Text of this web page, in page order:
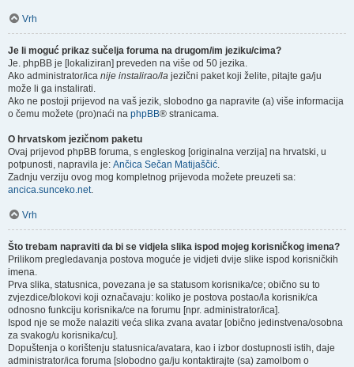
Vrh
Je li moguć prikaz sučelja foruma na drugom/im jeziku/cima?
Je. phpBB je [lokaliziran] preveden na više od 50 jezika.
Ako administrator/ica nije instalirao/la jezični paket koji želite, pitajte ga/ju
može li ga instalirati.
Ako ne postoji prijevod na vaš jezik, slobodno ga napravite (a) više informacija
o čemu možete (pro)naći na phpBB® stranicama.
O hrvatskom jezičnom paketu
Ovaj prijevod phpBB foruma, s engleskog [originalna verzija] na hrvatski, u
potpunosti, napravila je: Ančica Sečan Matijaščić.
Zadnju verziju ovog mog kompletnog prijevoda možete preuzeti sa:
ancica.sunceko.net.
Vrh
Što trebam napraviti da bi se vidjela slika ispod mojeg korisničkog imena?
Prilikom pregledavanja postova moguće je vidjeti dvije slike ispod korisničkih
imena.
Prva slika, statusnica, povezana je sa statusom korisnika/ce; obično su to
zvjezdice/blokovi koji označavaju: koliko je postova postao/la korisnik/ca
odnosno funkciju korisnika/ce na forumu [npr. administrator/ica].
Ispod nje se može nalaziti veća slika zvana avatar [obično jedinstvena/osobna
za svakog/u korisnika/cu].
Dopuštenja o korištenju statusnica/avatara, kao i izbor dostupnosti istih, daje
administrator/ica foruma [slobodno ga/ju kontaktirajte (sa) zamolbom o